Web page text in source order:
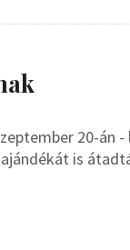
20-án
is